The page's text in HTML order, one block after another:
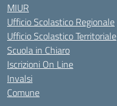
MIUR
Ufficio Scolastico Regionale
Ufficio Scolastico Territoriale
Scuola in Chiaro
Iscrizioni On Line
Invalsi
Comune